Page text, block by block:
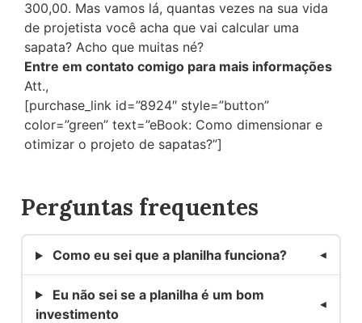
300,00. Mas vamos lá, quantas vezes na sua vida
de projetista você acha que vai calcular uma
sapata? Acho que muitas né?
Entre em contato comigo para mais informações
Att.,
[purchase_link id=”8924″ style=”button”
color=”green” text=”eBook: Como dimensionar e
otimizar o projeto de sapatas?”]
Perguntas frequentes
Como eu sei que a planilha funciona?
Eu não sei se a planilha é um bom
investimento